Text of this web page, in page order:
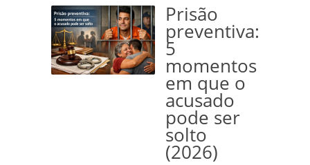
Prisão
preventiva:
5
momentos
em que o
acusado
pode ser
solto
(2026)